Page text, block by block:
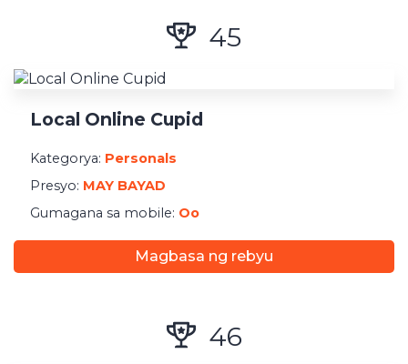
45
Local Online Cupid
Kategorya: Personals
Presyo: MAY BAYAD
Gumagana sa mobile: Oo
Magbasa ng rebyu
46